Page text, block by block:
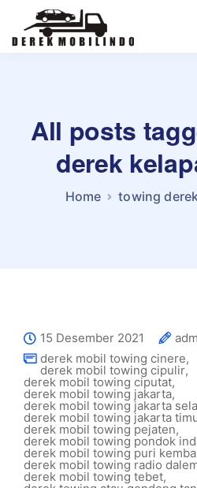
All posts
derek
Home towing
15 Desember 2021
derek mobil towing cinere,
derek mobil towing cipulir,
derek mobil towing ciputat,
derek mobil towing jakarta,
derek mobil towing jakarta
derek mobil towing jakarta
derek mobil towing pejaten,
derek mobil towing pondok
derek mobil towing puri
derek mobil towing radio
derek mobil towing tebet,